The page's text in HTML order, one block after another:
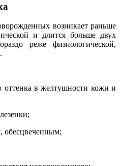
возникает раньше
и длится больше двух
реже физиологической,
оттенка в желтушности кожи и
обесцвеченным;